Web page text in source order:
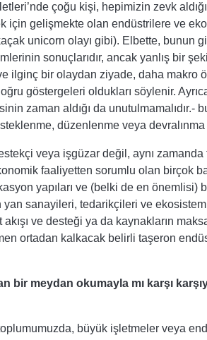
çoğu kişi, hepimizin zevk
için gelişmekte olan endüstrilere ve
unicorn olayı gibi). Elbette, bunun
sonuçlarıdır, ancak yanlış bir
ilginç bir olaydan ziyade, daha makro
göstergeleri oldukları söylenir.
zaman aldığı da unutulmamalıdır.-
düzenlenme veya devralınma
veya işgüzar değil, aynı
faaliyetten sorumlu olan birçok
yapıları ve (belki de en önemlisi)
yan sanayileri, tedarikçileri ve
ve desteği ya da kaynakların
ortadan kalkacak belirli taşeron
bir meydan okumayla mı karşı
büyük işletmeler veya